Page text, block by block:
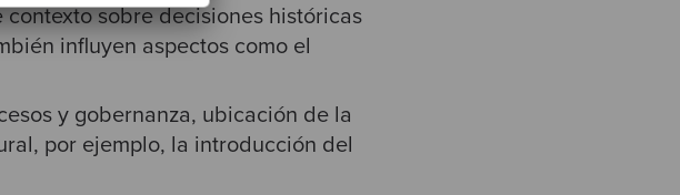
sobre decisiones históricas
influyen aspectos como el
y gobernanza, ubicación de la
por ejemplo, la introducción del